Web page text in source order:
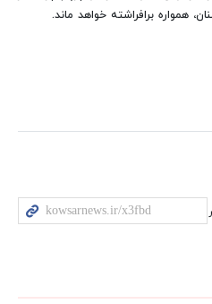
همواره برافراشته خواهد ماند.